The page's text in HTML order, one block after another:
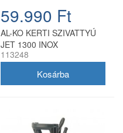
59.990 Ft
AL-KO KERTI SZIVATTYÚ
JET 1300 INOX
113248